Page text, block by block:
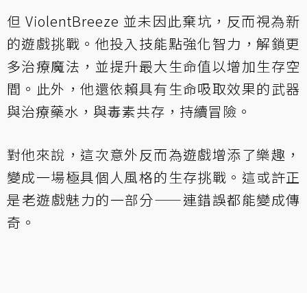
但 ViolentBreeze 並未因此棄坑，反而視為新
的遊戲挑戰。他投入技能點強化智力，解鎖更
多治療魔法，並提升最大生命值以增加生存空
間。此外，他還依賴具有生命吸取效果的武器
與治療藥水，與毒素共存，持續冒險。
對他來說，這次意外反而為遊戲增添了樂趣，
變成一場極具個人風格的生存挑戰。這或許正
是老遊戲魅力的一部分——連錯誤都能變成傳
奇。